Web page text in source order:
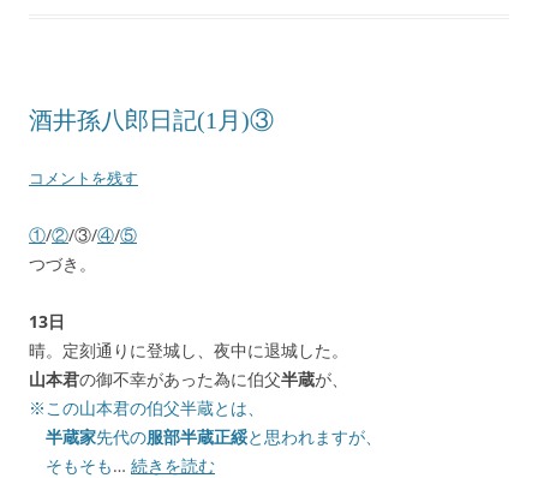
酒井孫八郎日記(1月)③
コメントを残す
①/②/③/④/⑤
つづき。
13日
晴。定刻通りに登城し、夜中に退城した。
山本君の御不幸があった為に伯父半蔵が、
※この山本君の伯父半蔵とは、
半蔵家先代の服部半蔵正綏と思われますが、
そもそも… 続きを読む